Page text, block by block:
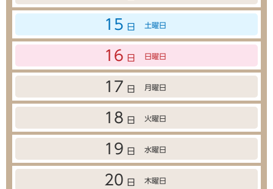
15 日 土曜日
16 日 日曜日
17 日 月曜日
18 日 火曜日
19 日 水曜日
20 日 木曜日